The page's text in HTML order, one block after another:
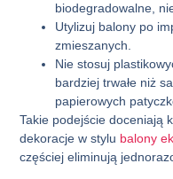
biodegradowalne,
Utylizuj balony po
zmieszanych.
Nie stosuj
bardziej trwałe niż
papierowych
Takie podejście doceniają
dekoracje w stylu balony
częściej eliminują